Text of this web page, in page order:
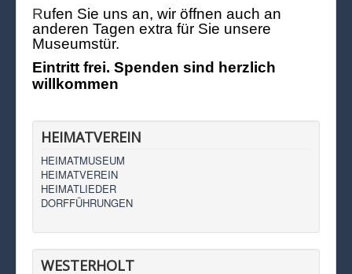
Rufen Sie uns an, wir öffnen auch an
anderen Tagen extra für Sie unsere
Museumstür.
Eintritt frei. Spenden sind herzlich
willkommen
HEIMATVEREIN
HEIMATMUSEUM
HEIMATVEREIN
HEIMATLIEDER
DORFFÜHRUNGEN
WESTERHOLT